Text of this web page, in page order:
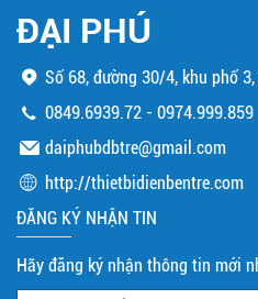
ĐẠI PHÚ
Số 68, đường 30/4, khu phố
0849.6939.72 -0974.999.859
daiphubdbtre@gmail.com
http://thietbidienbentre.com
ĐĂNG KÝ NHẬN TIN
Hãy đăng ký nhận thông tin mới